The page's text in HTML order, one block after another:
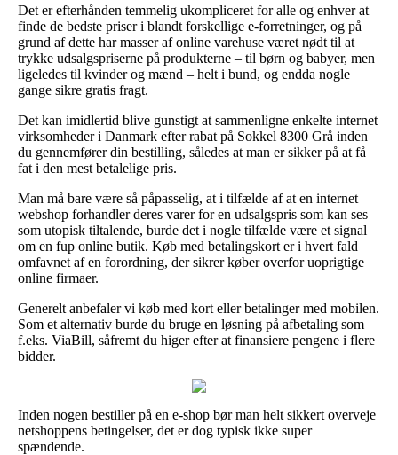
Det er efterhånden temmelig ukompliceret for alle og enhver at
finde de bedste priser i blandt forskellige e-forretninger, og på
grund af dette har masser af online varehuse været nødt til at
trykke udsalgspriserne på produkterne – til børn og babyer, men
ligeledes til kvinder og mænd – helt i bund, og endda nogle
gange sikre gratis fragt.
Det kan imidlertid blive gunstigt at sammenligne enkelte internet
virksomheder i Danmark efter rabat på Sokkel 8300 Grå inden
du gennemfører din bestilling, således at man er sikker på at få
fat i den mest betalelige pris.
Man må bare være så påpasselig, at i tilfælde af at en internet
webshop forhandler deres varer for en udsalgspris som kan ses
som utopisk tiltalende, burde det i nogle tilfælde være et signal
om en fup online butik. Køb med betalingskort er i hvert fald
omfavnet af en forordning, der sikrer køber overfor uoprigtige
online firmaer.
Generelt anbefaler vi køb med kort eller betalinger med mobilen.
Som et alternativ burde du bruge en løsning på afbetaling som
f.eks. ViaBill, såfremt du higer efter at finansiere pengene i flere
bidder.
Inden nogen bestiller på en e-shop bør man helt sikkert overveje
netshoppens betingelser, det er dog typisk ikke super
spændende.